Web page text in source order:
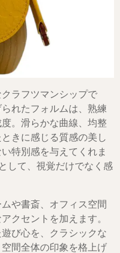
ラフツマンシップで
れたフォルムは、熟練
。滑らかな曲線、均整
きに感じる質感の美し
特別感を与えてくれま
して、視覚だけでなく感
や書斎、オフィス空間
クセントを加えます。
び心を、クラシックな
間全体の印象を格上げ